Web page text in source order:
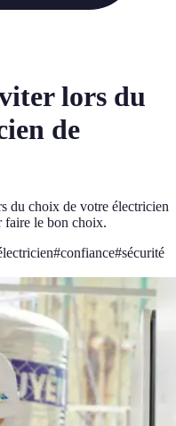
lors du
de
du choix de votre électricien
faire le bon choix.
#confiance#sécurité